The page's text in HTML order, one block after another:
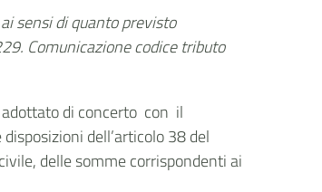
sensi di quanto previsto
Comunicazione codice tributo
di concerto con il
dell’articolo 38 del
delle somme corrispondenti ai